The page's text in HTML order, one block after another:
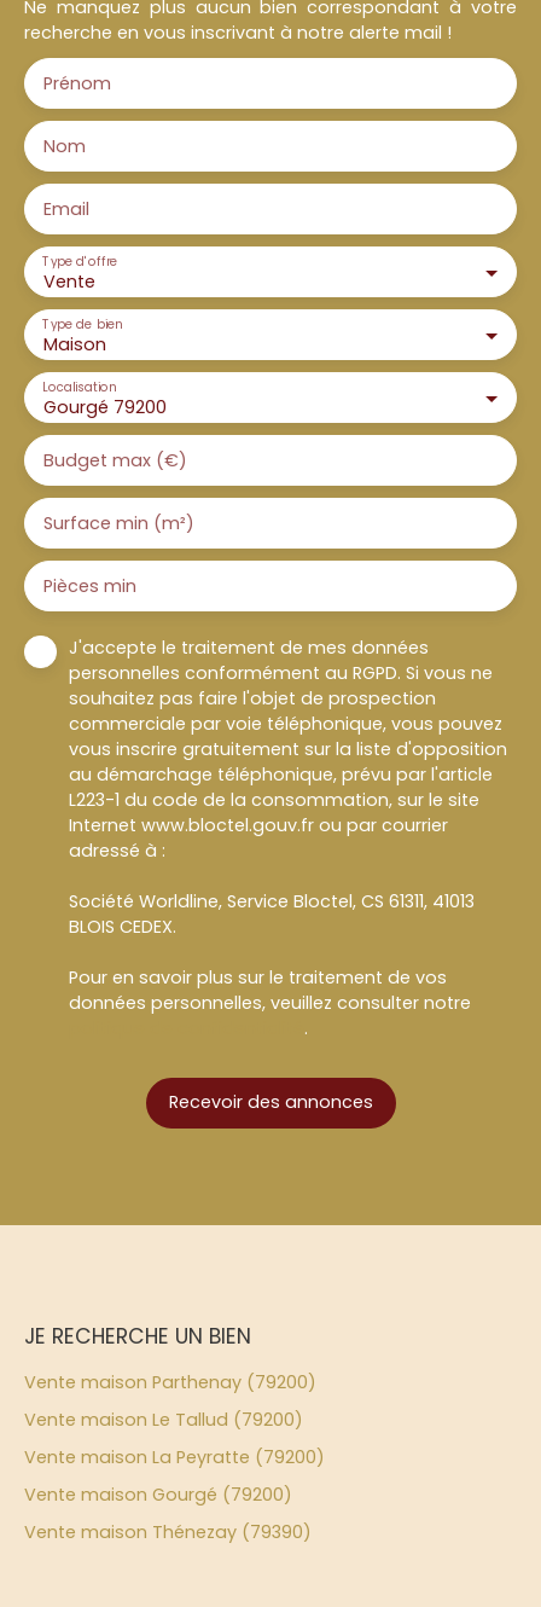
Ne manquez plus aucun bien correspondant à votre
recherche en vous inscrivant à notre alerte mail !
Prénom
Nom
Email
Vente
Type d'offre
Maison
Type de bien
Gourgé 79200
Localisation
Budget max (€)
Surface min (m²)
Pièces min
J'accepte le traitement de mes données
personnelles conformément au RGPD. Si vous ne
souhaitez pas faire l'objet de prospection
commerciale par voie téléphonique, vous pouvez
vous inscrire gratuitement sur la liste d'opposition
au démarchage téléphonique, prévu par l'article
L223-1 du code de la consommation, sur le site
Internet www.bloctel.gouv.fr ou par courrier
adressé à :
Société Worldline, Service Bloctel, CS 61311, 41013
BLOIS CEDEX.
Pour en savoir plus sur le traitement de vos
données personnelles, veuillez consulter notre
.
Recevoir des annonces
JE RECHERCHE UN BIEN
Vente maison Parthenay (79200)
Vente maison Le Tallud (79200)
Vente maison La Peyratte (79200)
Vente maison Gourgé (79200)
Vente maison Thénezay (79390)